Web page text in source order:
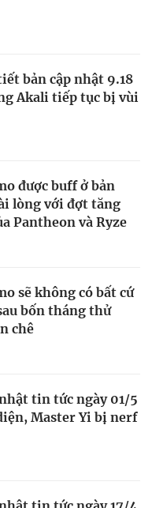
bản cập nhật 9.18
Akali tiếp tục bị vùi
được buff ở bản
lòng với đợt tăng
Pantheon và Ryze
sẽ không có bất cứ
bốn tháng thử
chê
tin tức ngày 01/5
Master Yi bị nerf